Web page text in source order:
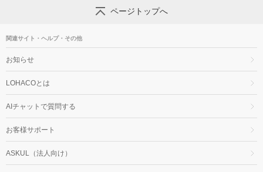
ページトップへ
関連サイト・ヘルプ・その他
お知らせ
LOHACOとは
AIチャットで質問する
お客様サポート
ASKUL（法人向け）